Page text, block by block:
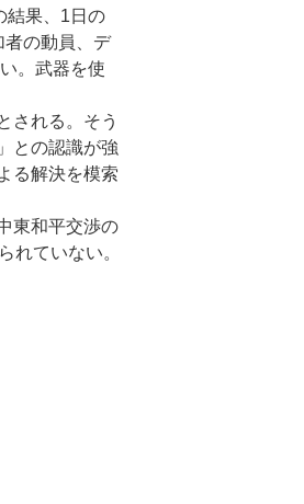
結果、1日の
者の動員、デ
。武器を使
される。そう
との認識が強
る解決を模索
東和平交渉の
れていない。